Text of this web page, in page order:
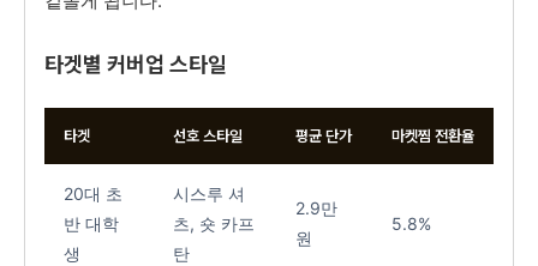
타겟별 커버업 스타일
타겟 선호 스타일 평균 단가 마켓찜 전환율
20대 초
반 대학
생
시스루 셔
츠, 숏 카프
탄
2.9만
원
5.8%